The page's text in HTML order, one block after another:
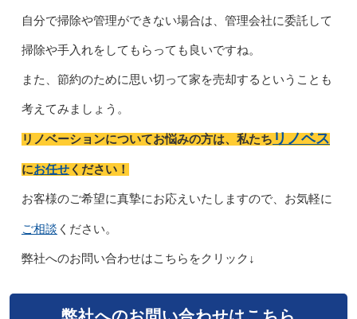
自分で掃除や管理ができない場合は、管理会社に委託して
掃除や手入れをしてもらっても良いですね。
また、節約のために思い切って家を売却するということも
考えてみましょう。
リノベーションについてお悩みの方は、私たち リノベス
にお任せください！
お客様のご希望に真摯にお応えいたしますので、お気軽に
ご相談 ください。
弊社へのお問い合わせはこちらをクリック↓